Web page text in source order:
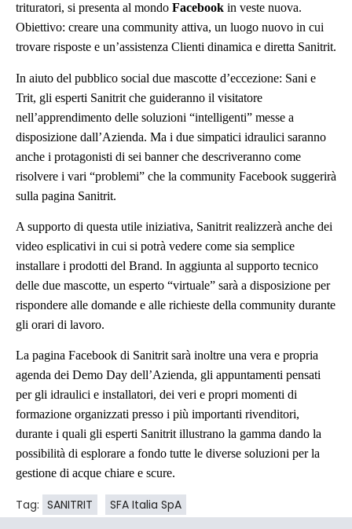
trituratori, si presenta al mondo Facebook in veste nuova.
Obiettivo: creare una community attiva, un luogo nuovo in cui
trovare risposte e un’assistenza Clienti dinamica e diretta Sanitrit.
In aiuto del pubblico social due mascotte d’eccezione: Sani e
Trit, gli esperti Sanitrit che guideranno il visitatore
nell’apprendimento delle soluzioni “intelligenti” messe a
disposizione dall’Azienda. Ma i due simpatici idraulici saranno
anche i protagonisti di sei banner che descriveranno come
risolvere i vari “problemi” che la community Facebook suggerirà
sulla pagina Sanitrit.
A supporto di questa utile iniziativa, Sanitrit realizzerà anche dei
video esplicativi in cui si potrà vedere come sia semplice
installare i prodotti del Brand. In aggiunta al supporto tecnico
delle due mascotte, un esperto “virtuale” sarà a disposizione per
rispondere alle domande e alle richieste della community durante
gli orari di lavoro.
La pagina Facebook di Sanitrit sarà inoltre una vera e propria
agenda dei Demo Day dell’Azienda, gli appuntamenti pensati
per gli idraulici e installatori, dei veri e propri momenti di
formazione organizzati presso i più importanti rivenditori,
durante i quali gli esperti Sanitrit illustrano la gamma dando la
possibilità di esplorare a fondo tutte le diverse soluzioni per la
gestione di acque chiare e scure.
Tag: SANITRIT SFA Italia SpA